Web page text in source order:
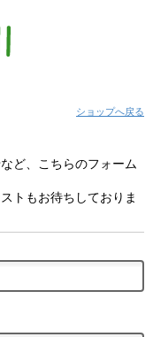
ショップへ戻る
ど、こちらのフォーム
トもお待ちしておりま